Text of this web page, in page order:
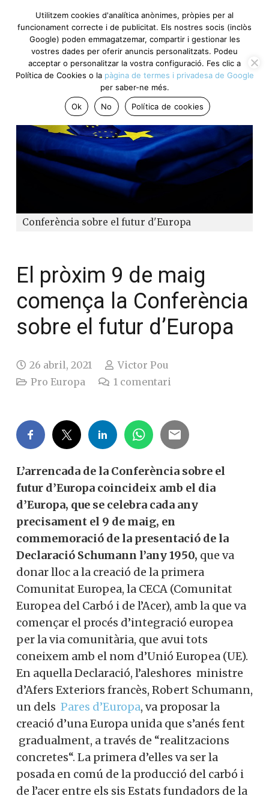
Conferència sobre el futur d'Europa
El pròxim 9 de maig
comença la Conferència
sobre el futur d’Europa
26 abril, 2021
Victor Pou
Pro Europa
1 comentari
L’arrencada de la Conferència sobre el
futur d’Europa coincideix amb el dia
d’Europa, que se celebra cada any
precisament el 9 de maig, en
commemoració de la presentació de la
Declaració Schumann l’any 1950, que va
donar lloc a la creació de la primera
Comunitat Europea, la CECA (Comunitat
Europea del Carbó i de l’Acer), amb la que va
començar el procés d’integració europea
per la via comunitària, que avui tots
coneixem amb el nom d’Unió Europea (UE).
En aquella Declaració, l’aleshores ministre
d’Afers Exteriors francès, Robert Schumann,
un dels Pares d’Europa, va proposar la
creació d’una Europa unida que s’anés fent
gradualment, a través de “realitzacions
concretes“. La primera d’elles va ser la
posada en comú de la producció del carbó i
de l’acer entre els sis Estats fundadors de la
Utilitzem cookies d'analítica anònimes, pròpies per al
funcionament correcte i de publicitat. Els nostres socis (inclòs
Google) poden emmagatzemar, compartir i gestionar les
vostres dades per oferir anuncis personalitzats. Podeu
acceptar o personalitzar la vostra configuració. Fes clic a
Política de Cookies o la pàgina de termes i privadesa de Google
per saber-ne més.
Ok
No Política de cookies